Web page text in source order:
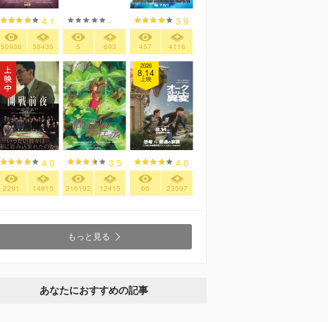
4.1
50936 38436
-
5 693
3.9
457 4116
4.0
2291 14815
3.5
216192 12415
2026
8.14
上映
4.0
66 23597
もっと見る
あなたにおすすめの記事